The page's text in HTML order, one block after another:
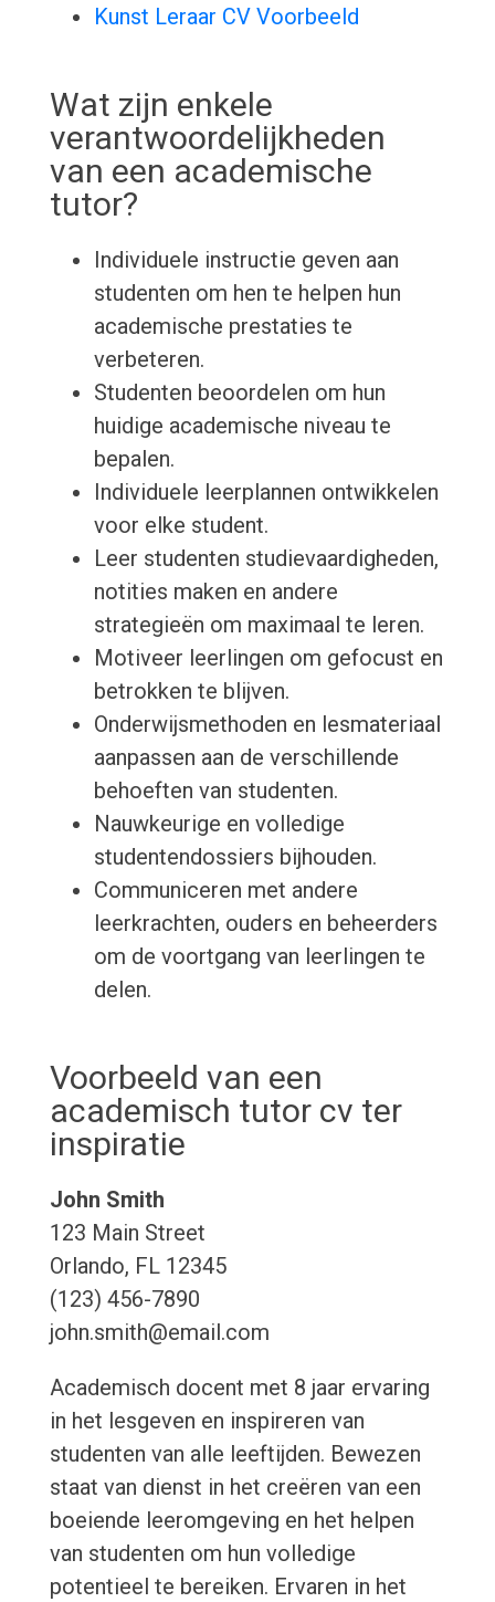
Kunst Leraar CV Voorbeeld
Wat zijn enkele
verantwoordelijkheden
van een academische
tutor?
Individuele instructie geven aan
studenten om hen te helpen hun
academische prestaties te
verbeteren.
Studenten beoordelen om hun
huidige academische niveau te
bepalen.
Individuele leerplannen ontwikkelen
voor elke student.
Leer studenten studievaardigheden,
notities maken en andere
strategieën om maximaal te leren.
Motiveer leerlingen om gefocust en
betrokken te blijven.
Onderwijsmethoden en lesmateriaal
aanpassen aan de verschillende
behoeften van studenten.
Nauwkeurige en volledige
studentendossiers bijhouden.
Communiceren met andere
leerkrachten, ouders en beheerders
om de voortgang van leerlingen te
delen.
Voorbeeld van een
academisch tutor cv ter
inspiratie
John Smith
123 Main Street
Orlando, FL 12345
(123) 456-7890
john.smith@email.com
Academisch docent met 8 jaar ervaring
in het lesgeven en inspireren van
studenten van alle leeftijden. Bewezen
staat van dienst in het creëren van een
boeiende leeromgeving en het helpen
van studenten om hun volledige
potentieel te bereiken. Ervaren in het